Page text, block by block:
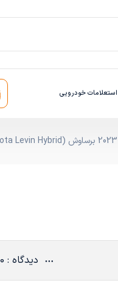
استعلامات خودرویی
دیدگاه : 0